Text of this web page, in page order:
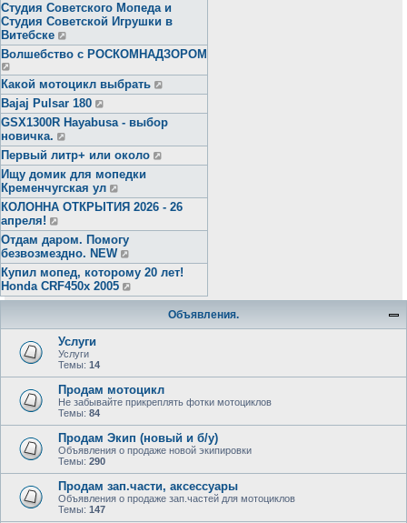
Студия Советского Мопеда и
Студия Советской Игрушки в
Витебске
Волшебство с РОСКОМНАДЗОРОМ
Какой мотоцикл выбрать
Bajaj Pulsar 180
GSX1300R Hayabusa - выбор
новичка.
Первый литр+ или около
Ищу домик для мопедки
Кременчугская ул
КОЛОННА ОТКРЫТИЯ 2026 - 26
апреля!
Отдам даром. Помогу
безвозмездно. NEW
Купил мопед, которому 20 лет!
Honda CRF450x 2005
Объявления.
Услуги
Услуги
Темы: 14
Продам мотоцикл
Не забывайте прикреплять фотки мотоциклов
Темы: 84
Продам Экип (новый и б/у)
Объявления о продаже новой экипировки
Темы: 290
Продам зап.части, аксессуары
Объявления о продаже зап.частей для мотоциклов
Темы: 147